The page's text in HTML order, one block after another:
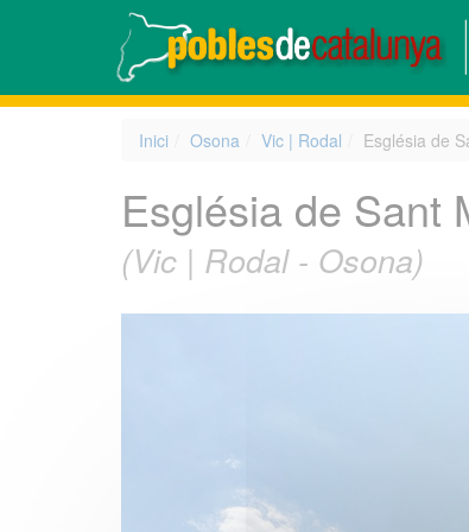
Inici Osona Vic | Rodal Església de
Església de Sant
(Vic | Rodal - Osona)